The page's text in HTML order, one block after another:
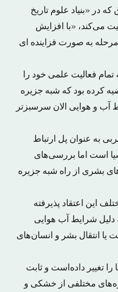
در «بنیاد علوم تاریخ
می‌کند، «با افزایش
به صورت فزاینده ای
فعالیت علمی خود را
کرده بود که شبه جزیره
آب و هوایی الان سرسبزتر
به عنوان پل ارتباط
است اما بررسی‌های
بشری از راه شبه جزیره
این اعتقاد پذیرفته
دلیل شرایط آب هوایی
انتقال بشر و انسان‌های
را تغییر داده‌است و ثابت
مختلفی از خشکی و